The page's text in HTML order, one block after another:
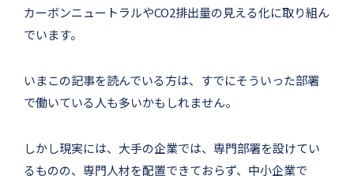
カーボンニュートラルやCO2排出量の見える化に取り組ん
でいます。
いまこの記事を読んでいる方は、すでにそういった部署
で働いている人も多いかもしれません。
しかし現実には、大手の企業では、専門部署を設けてい
るものの、専門人材を配置できておらず、中小企業で